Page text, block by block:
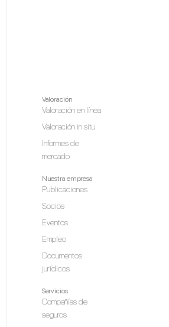
Valoración
Valoración en línea
Valoración in situ
Informes de
mercado
Nuestra empresa
Publicaciones
Socios
Eventos
Empleo
Documentos
jurídicos
Servicios
Compañías de
seguros